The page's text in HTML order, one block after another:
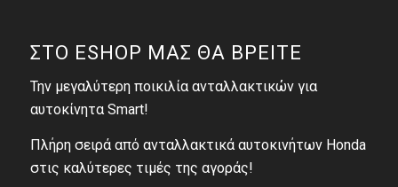
ΣΤΟ ESHOP ΜΑΣ ΘΑ ΒΡΕΙΤΕ
Την μεγαλύτερη ποικιλία ανταλλακτικών για
αυτοκίνητα Smart!
Πλήρη σειρά από ανταλλακτικά αυτοκινήτων Honda
στις καλύτερες τιμές της αγοράς!